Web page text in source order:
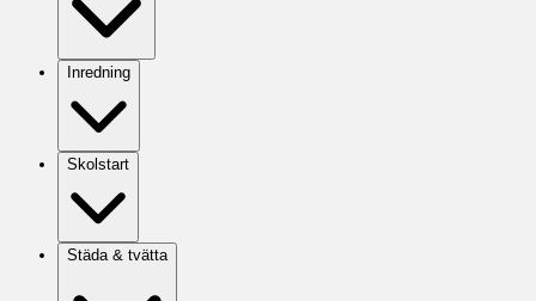
Inredning
Skolstart
Städa & tvätta